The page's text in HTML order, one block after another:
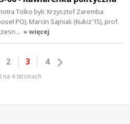
Tolko byli: Krzysztof Zaremba
PO), Marcin Sajniak (Kukiz'15), prof.
» więcej
2 3 4
na 4 stronach